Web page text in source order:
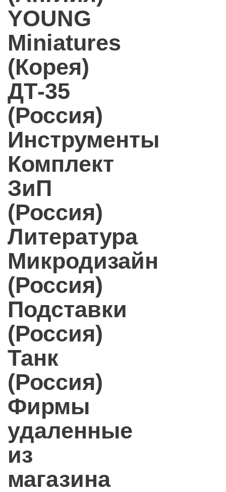
YOUNG
Miniatures
(Корея)
ДТ-35
(Россия)
Инструменты
Комплект
ЗиП
(Россия)
Литература
Микродизайн
(Россия)
Подставки
(Россия)
Танк
(Россия)
Фирмы
удаленные
из
магазина